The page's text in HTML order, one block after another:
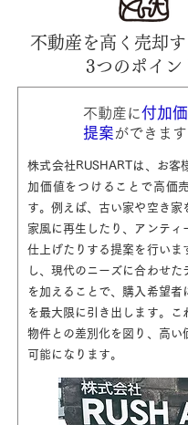
不動産を高く売却
3つのポイン
不動産に付加
提案ができます
株式会社RUSHARTは、お客
加価値をつけることで高価
す。例えば、古い家や空き家
家風に再生したり、アンティ
仕上げたりする提案を行いま
し、現代のニーズに合わせた
を加えることで、購入希望者
を最大限に引き出します。こ
物件との差別化を図り、高い
可能になります。